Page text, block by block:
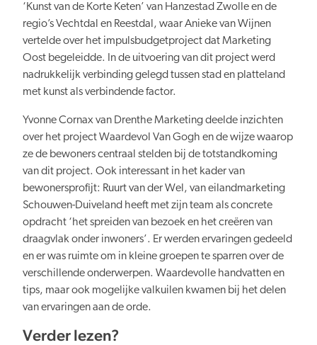
‘Kunst van de Korte Keten’ van Hanzestad Zwolle en de
regio’s Vechtdal en Reestdal, waar Anieke van Wijnen
vertelde over het impulsbudgetproject dat Marketing
Oost begeleidde. In de uitvoering van dit project werd
nadrukkelijk verbinding gelegd tussen stad en platteland
met kunst als verbindende factor.
Yvonne Cornax van Drenthe Marketing deelde inzichten
over het project Waardevol Van Gogh en de wijze waarop
ze de bewoners centraal stelden bij de totstandkoming
van dit project. Ook interessant in het kader van
bewonersprofijt: Ruurt van der Wel, van eilandmarketing
Schouwen-Duiveland heeft met zijn team als concrete
opdracht ‘het spreiden van bezoek en het creëren van
draagvlak onder inwoners’. Er werden ervaringen gedeeld
en er was ruimte om in kleine groepen te sparren over de
verschillende onderwerpen. Waardevolle handvatten en
tips, maar ook mogelijke valkuilen kwamen bij het delen
van ervaringen aan de orde.
Verder lezen?